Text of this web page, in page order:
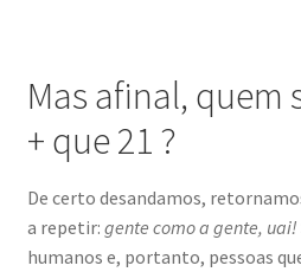
Mas afinal, quem
+ que 21 ?
De certo desandamos,
a repetir: gente como a gente, uai!
humanos e, portanto, pessoas